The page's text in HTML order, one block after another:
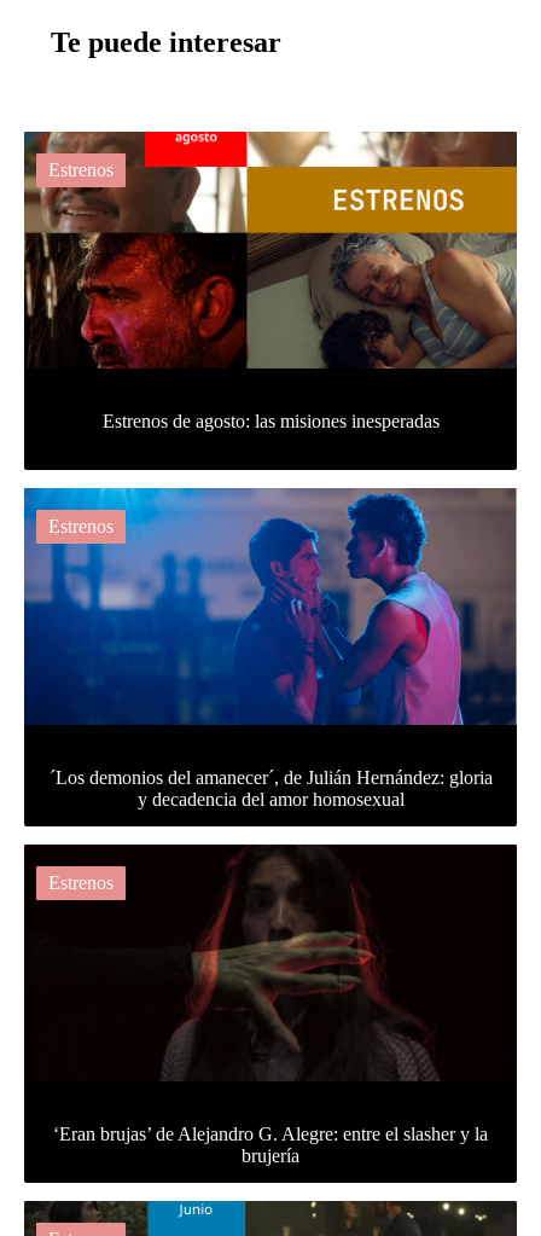
Te puede interesar
Estrenos
Estrenos de agosto: las misiones inesperadas
Estrenos
´Los demonios del amanecer´, de Julián Hernández: gloria
y decadencia del amor homosexual
Estrenos
‘Eran brujas’ de Alejandro G. Alegre: entre el slasher y la
brujería